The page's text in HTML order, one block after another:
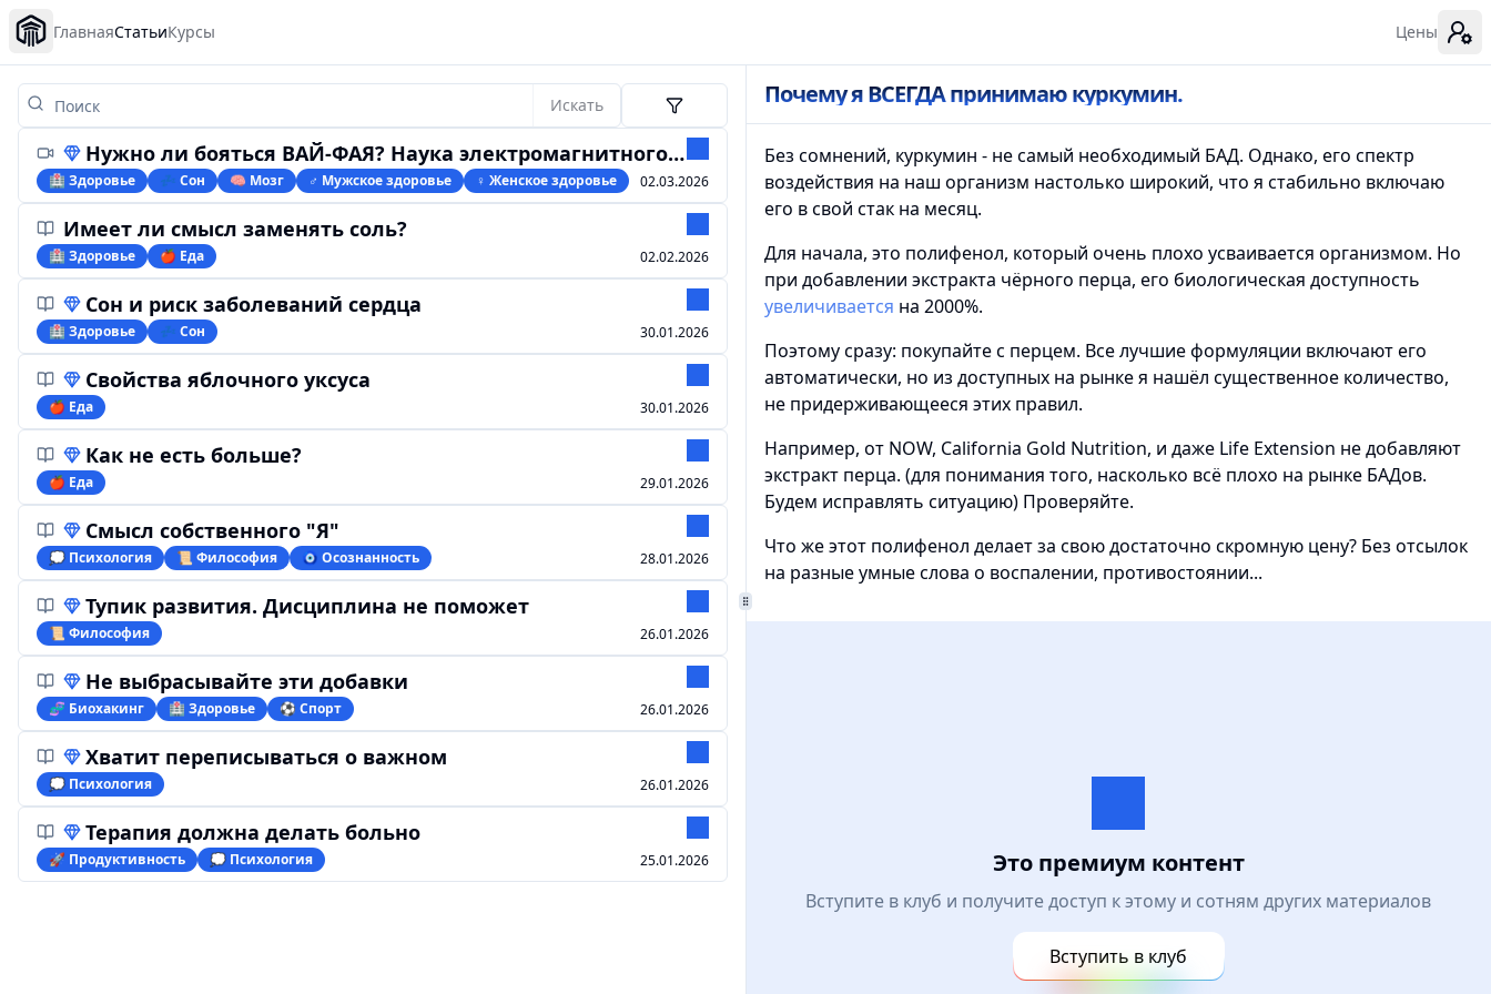
ГлавнаяСтатьиКурсы Цены
Почему я ВСЕГДА принимаю куркумин.
Без сомнений, куркумин - не самый необходимый БАД. Однако, его спектр
воздействия на наш организм настолько широкий, что я стабильно включаю
его в свой стак на месяц.
Для начала, это полифенол, который очень плохо усваивается организмом. Но
при добавлении экстракта чёрного перца, его биологическая доступность
увеличивается на 2000%.
Поэтому сразу: покупайте с перцем. Все лучшие формуляции включают его
автоматически, но из доступных на рынке я нашёл существенное количество,
не придерживающееся этих правил.
Например, от NOW, California Gold Nutrition, и даже Life Extension не добавляют
экстракт перца. (для понимания того, насколько всё плохо на рынке БАДов.
Будем исправлять ситуацию) Проверяйте.
Что же этот полифенол делает за свою достаточно скромную цену? Без отсылок
на разные умные слова о воспалении, противостоянии...
Это премиум контент
Вступите в клуб и получите доступ к этому и сотням других материалов
Вступить в клуб
Искать
Нужно ли бояться ВАЙ-ФАЯ? Наука электромагнитного излучения
🏥 Здоровье 💤 Сон 🧠 Мозг ♂️ Мужское здоровье ♀ Женское здоровье 02.03.2026
Имеет ли смысл заменять соль?
🏥 Здоровье 🍎 Еда 02.02.2026
Сон и риск заболеваний сердца
🏥 Здоровье 💤 Сон 30.01.2026
Свойства яблочного уксуса
🍎 Еда 30.01.2026
Как не есть больше?
🍎 Еда 29.01.2026
Смысл собственного "Я"
💭 Психология 📜 Философия 🧿 Осознанность 28.01.2026
Тупик развития. Дисциплина не поможет
📜 Философия 26.01.2026
Не выбрасывайте эти добавки
🧬 Биохакинг 🏥 Здоровье ⚽️ Спорт 26.01.2026
Хватит переписываться о важном
💭 Психология 26.01.2026
Терапия должна делать больно
🚀 Продуктивность 💭 Психология 25.01.2026